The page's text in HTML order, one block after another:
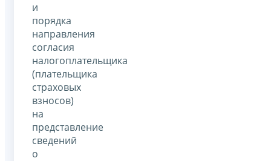
и
порядка
направления
согласия
налогоплательщика
(плательщика
страховых
взносов)
на
представление
сведений
о